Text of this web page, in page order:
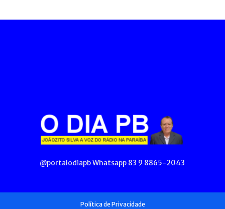
@portalodiapb Whatsapp 83 9 8865-2043
Política de Privacidade